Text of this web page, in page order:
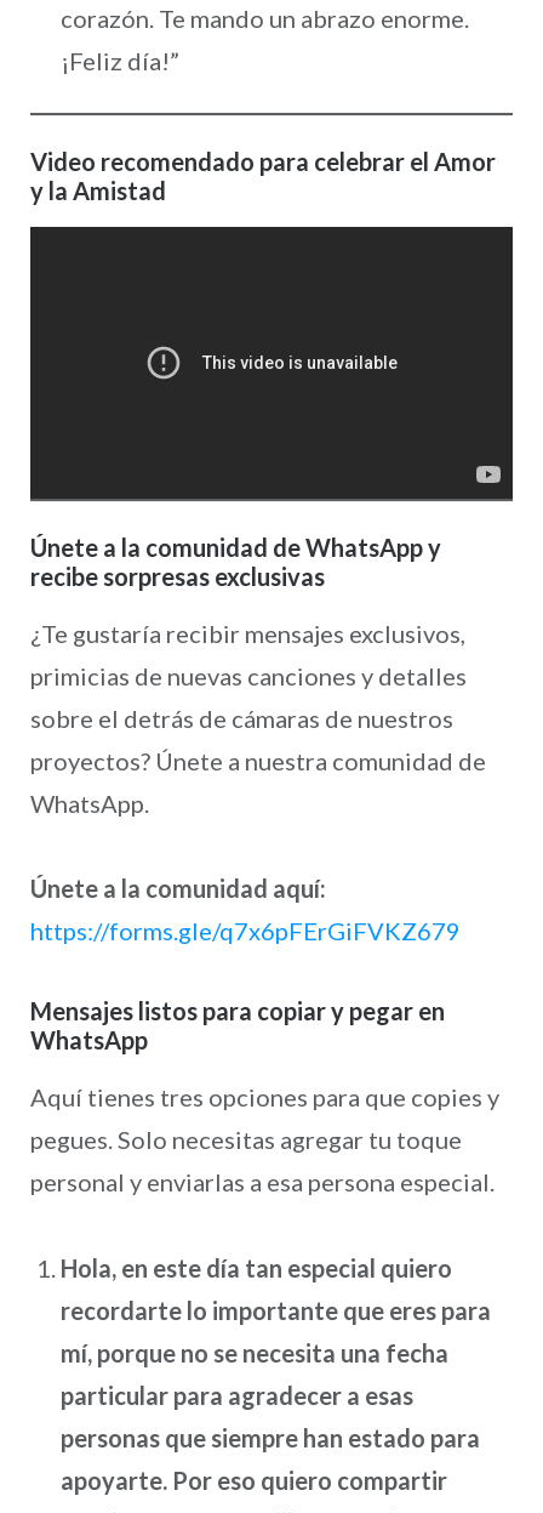
corazón. Te mando un abrazo enorme.
¡Feliz día!”
Video recomendado para celebrar el Amor
y la Amistad
Únete a la comunidad de WhatsApp y
recibe sorpresas exclusivas
¿Te gustaría recibir mensajes exclusivos,
primicias de nuevas canciones y detalles
sobre el detrás de cámaras de nuestros
proyectos? Únete a nuestra comunidad de
WhatsApp.
Únete a la comunidad aquí:
https://forms.gle/q7x6pFErGiFVKZ679
Mensajes listos para copiar y pegar en
WhatsApp
Aquí tienes tres opciones para que copies y
pegues. Solo necesitas agregar tu toque
personal y enviarlas a esa persona especial.
Hola, en este día tan especial quiero
recordarte lo importante que eres para
mí, porque no se necesita una fecha
particular para agradecer a esas
personas que siempre han estado para
apoyarte. Por eso quiero compartir